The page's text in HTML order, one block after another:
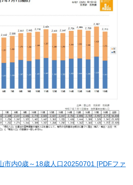
市内0歳～18歳人口20250701 [PDFファ